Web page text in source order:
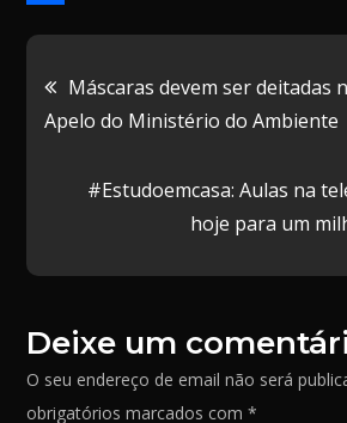
r
Navegação
de
artigos
Máscaras devem ser deitadas
Apelo do Ministério do Ambiente
#Estudoemcasa: Aulas na
hoje para um
Deixe um
O seu endereço de email não será
obrigatórios marcados com*